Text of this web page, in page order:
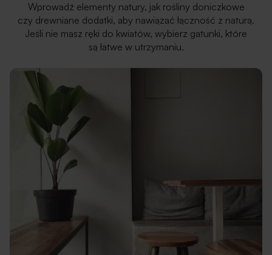
Wprowadź elementy natury, jak rośliny doniczkowe
czy drewniane dodatki, aby nawiązać łączność z naturą.
Jeśli nie masz ręki do kwiatów, wybierz gatunki, które
są łatwe w utrzymaniu.